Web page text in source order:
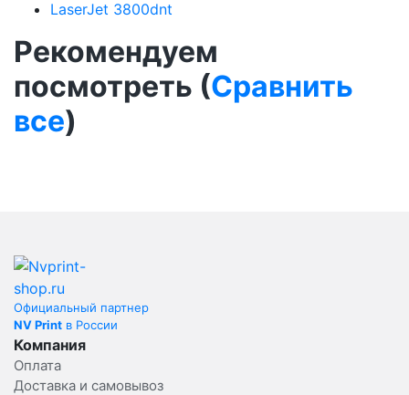
LaserJet 3800dnt
Рекомендуем
посмотреть (Сравнить
все)
Официальный партнер
NV Print в России
Компания
Оплата
Доставка и самовывоз